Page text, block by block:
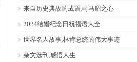
来自历史典故的成语,司马昭之心
2024结婚纪念日祝福语大全
世界名人故事,林肯总统的伟大事迹
杂文选刊,感悟人生